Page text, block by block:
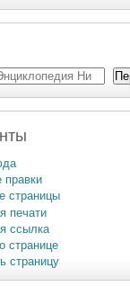
правки
страницы
печати
ссылка
странице
страницу